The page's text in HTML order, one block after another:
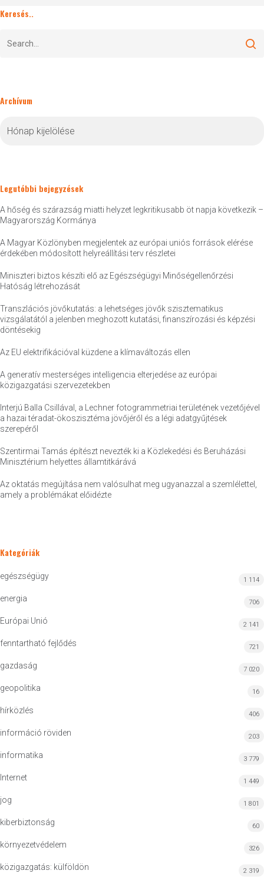
Keresés..
Archívum
Legutóbbi bejegyzések
A hőség és szárazság miatti helyzet legkritikusabb öt napja következik –
Magyarország Kormánya
A Magyar Közlönyben megjelentek az európai uniós források elérése
érdekében módosított helyreállítási terv részletei
Miniszteri biztos készíti elő az Egészségügyi Minőségellenőrzési
Hatóság létrehozását
Transzlációs jövőkutatás: a lehetséges jövők szisztematikus
vizsgálatától a jelenben meghozott kutatási, finanszírozási és képzési
döntésekig
Az EU elektrifikációval küzdene a klímaváltozás ellen
A generatív mesterséges intelligencia elterjedése az európai
közigazgatási szervezetekben
Interjú Balla Csillával, a Lechner fotogrammetriai területének vezetőjével
a hazai téradat-ökoszisztéma jövőjéről és a légi adatgyűjtések
szerepéről
Szentirmai Tamás építészt nevezték ki a Közlekedési és Beruházási
Minisztérium helyettes államtitkárává
Az oktatás megújítása nem valósulhat meg ugyanazzal a szemlélettel,
amely a problémákat előidézte
Kategóriák
egészségügy 1 114
energia 706
Európai Unió 2 141
fenntartható fejlődés 721
gazdaság 7 020
geopolitika 16
hírközlés 406
információ röviden 203
informatika 3 779
Internet 1 449
jog 1 801
kiberbiztonság 60
környezetvédelem 326
közigazgatás: külföldön 2 319